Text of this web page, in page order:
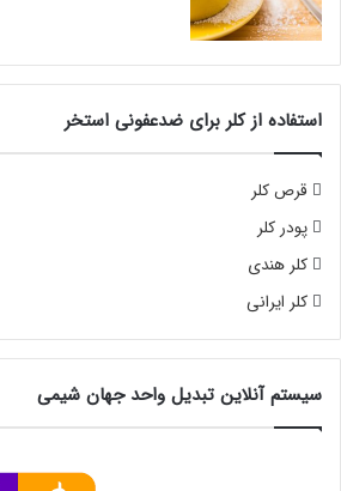
استفاده از کلر برای ضدعفونی استخر
قرص کلر
پودر کلر
کلر هندی
کلر ایرانی
سیستم آنلاین تبدیل واحد جهان شیمی